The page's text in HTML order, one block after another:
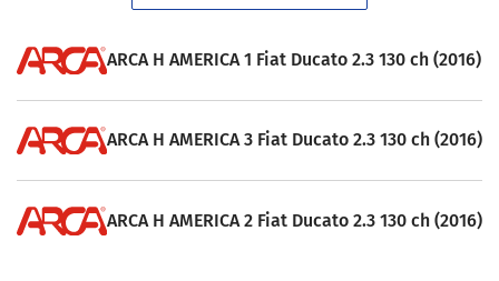
ARCA H AMERICA 1 Fiat Ducato 2.3 130 ch (2016)
ARCA H AMERICA 3 Fiat Ducato 2.3 130 ch (2016)
ARCA H AMERICA 2 Fiat Ducato 2.3 130 ch (2016)